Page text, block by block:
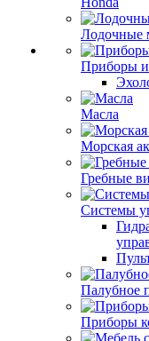
Лодочные
Приборы
Масла
Морская
Гребные
Системы
Палубное
Приборы